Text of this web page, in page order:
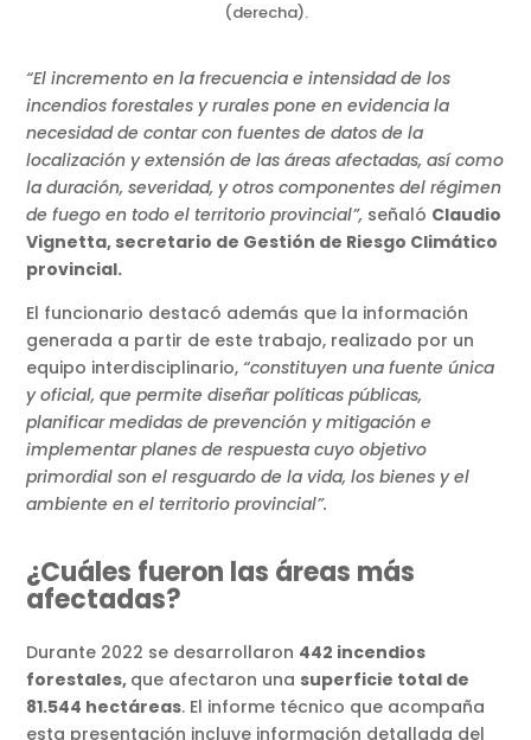
(derecha).
“El incremento en la frecuencia e intensidad de los
incendios forestales y rurales pone en evidencia la
necesidad de contar con fuentes de datos de la
localización y extensión de las áreas afectadas, así como
la duración, severidad, y otros componentes del régimen
de fuego en todo el territorio provincial”, señaló Claudio
Vignetta, secretario de Gestión de Riesgo Climático
provincial.
El funcionario destacó además que la información
generada a partir de este trabajo, realizado por un
equipo interdisciplinario, “constituyen una fuente única
y oficial, que permite diseñar políticas públicas,
planificar medidas de prevención y mitigación e
implementar planes de respuesta cuyo objetivo
primordial son el resguardo de la vida, los bienes y el
ambiente en el territorio provincial”.
¿Cuáles fueron las áreas más
afectadas?
Durante 2022 se desarrollaron 442 incendios
forestales, que afectaron una superficie total de
81.544 hectáreas. El informe técnico que acompaña
esta presentación incluye información detallada del